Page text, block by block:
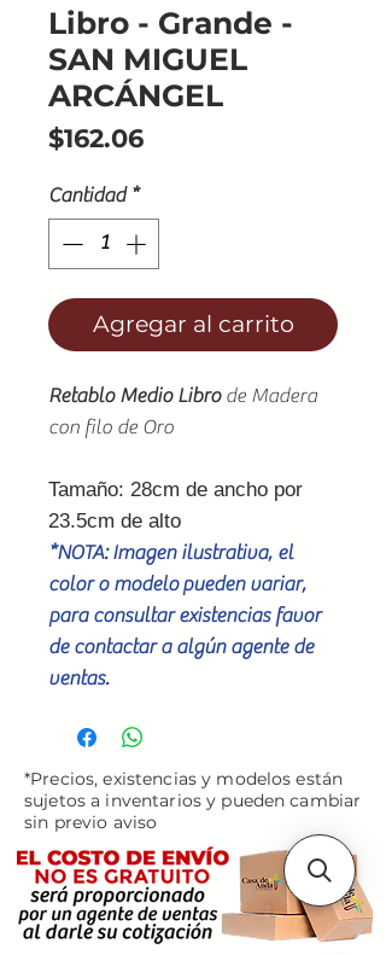
Libro - Grande -
SAN MIGUEL
ARCÁNGEL
$162.06Precio
Cantidad *
Agregar al carrito
Retablo Medio Librode Madera
con filo de Oro
Tamaño: 28cm de ancho por
23.5cm de alto
*NOTA: Imagen ilustrativa, el
color o modelo pueden variar,
para consultar existencias favor
de contactar a algún agente de
ventas.
*Precios, existencias y modelos están
sujetos a inventarios y pueden cambiar
sin previo aviso